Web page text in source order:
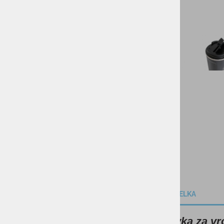
OPIS IZDELKA
Termovka za